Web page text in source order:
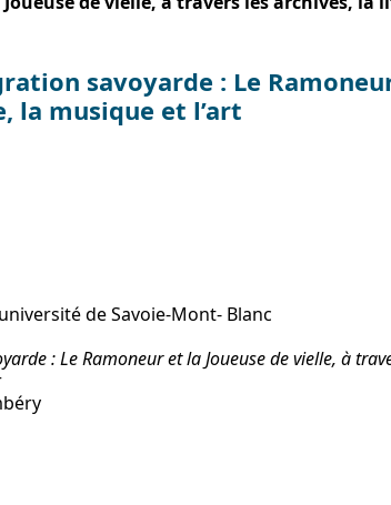
savoyarde : Le
la musique et l’art
de Savoie-Mont- Blanc
: Le Ramoneur et la Joueuse de vielle, à